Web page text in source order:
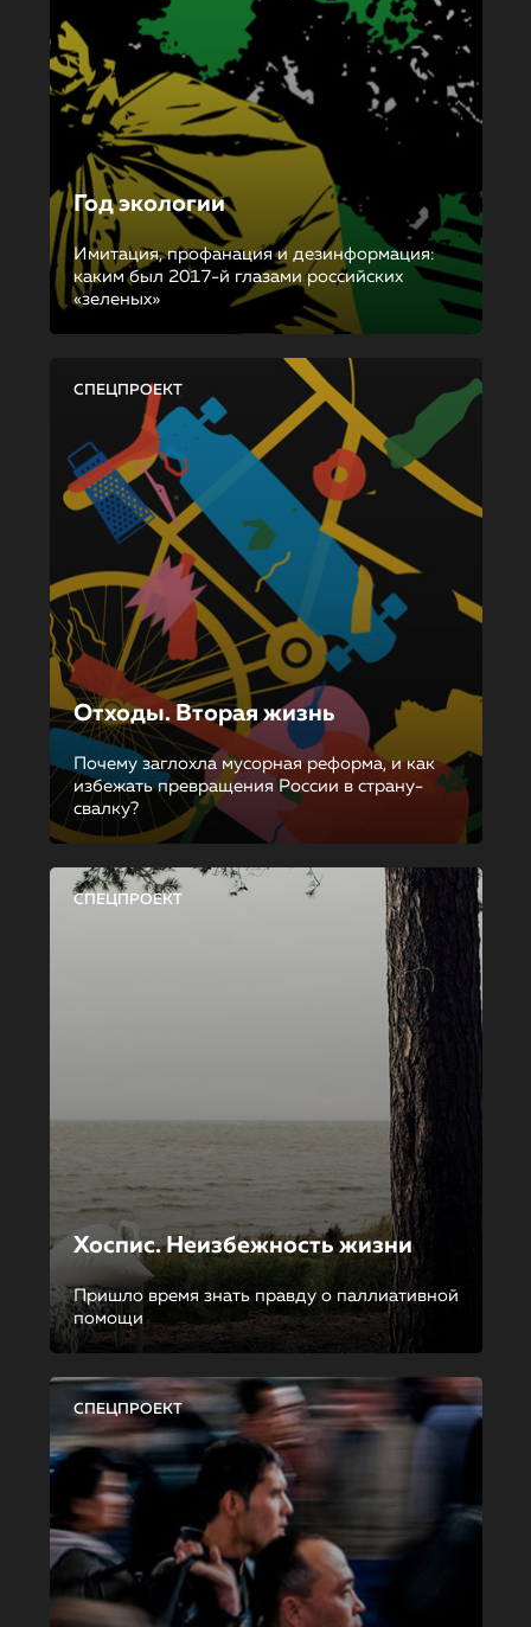
Год экологии
Имитация, профанация и дезинформация:
каким был 2017-й глазами российских
«зеленых»
СПЕЦПРОЕКТ
Отходы. Вторая жизнь
Почему заглохла мусорная реформа, и как
избежать превращения России в страну-
свалку?
СПЕЦПРОЕКТ
Хоспис. Неизбежность жизни
Пришло время знать правду о паллиативной
помощи
СПЕЦПРОЕКТ